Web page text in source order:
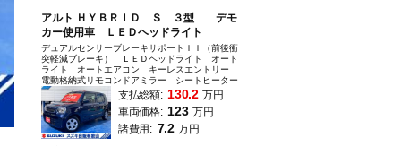
３つの安心、スズキ認定中古車。「プロがチェック」「車両状態証明書付き
アルト ＨＹＢＲＩＤ Ｓ ３型 デモ
カー使用車 ＬＥＤヘッドライト
デュアルセンサーブレーキサポートＩＩ（前後衝
突軽減ブレーキ） ＬＥＤヘッドライト オート
ライト オートエアコン キーレスエントリー
電動格納式リモコンドアミラー シートヒーター
支払総額: 130.2 万円
車両価格: 123 万円
諸費用: 7.2 万円